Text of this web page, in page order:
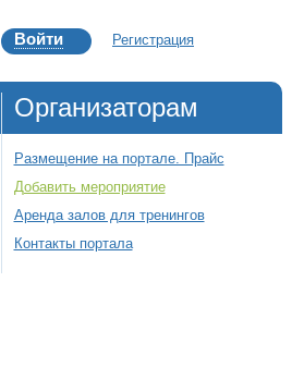
Войти Регистрация
Организаторам
Размещение на портале. Прайс
Добавить мероприятие
Аренда залов для тренингов
Контакты портала